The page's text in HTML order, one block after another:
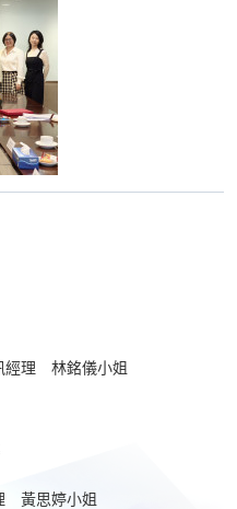
經理 林銘儀小姐
黃思婷小姐